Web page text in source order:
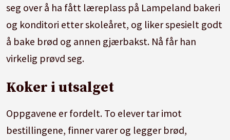
seg over å ha fått læreplass på Lampeland bakeri
og konditori etter skoleåret, og liker spesielt godt
å bake brød og annen gjærbakst. Nå får han
virkelig prøvd seg.
Koker i utsalget
Oppgavene er fordelt. To elever tar imot
bestillingene, finner varer og legger brød,